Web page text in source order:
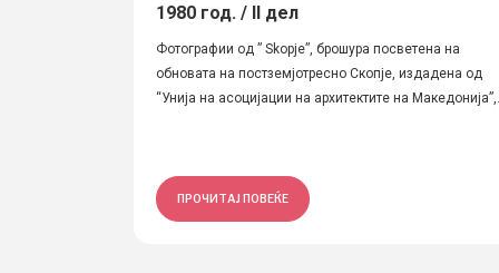
1980 год. / II дел
Фотографии од ” Skopje”, брошура посветена на
обновата на постземјотресно Скопје, издадена од
“Унија на асоцијации на архитектите на
ПРОЧИТАЈ ПОВЕЌЕ